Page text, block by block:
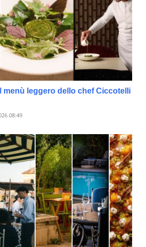
menù leggero dello chef Ciccotelli
08:49